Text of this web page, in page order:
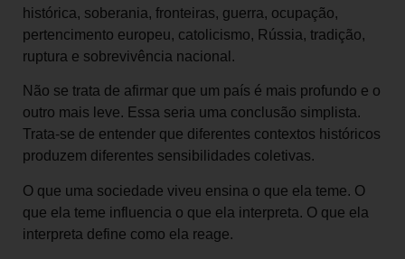
histórica, soberania, fronteiras, guerra, ocupação,
pertencimento europeu, catolicismo, Rússia, tradição,
ruptura e sobrevivência nacional.
Não se trata de afirmar que um país é mais profundo e o
outro mais leve. Essa seria uma conclusão simplista.
Trata-se de entender que diferentes contextos históricos
produzem diferentes sensibilidades coletivas.
O que uma sociedade viveu ensina o que ela teme. O
que ela teme influencia o que ela interpreta. O que ela
interpreta define como ela reage.